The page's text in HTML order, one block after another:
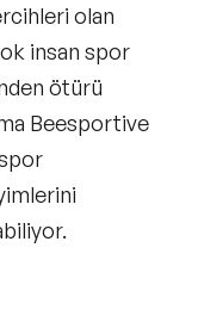
olan
insan spor
ötürü
Beesportive